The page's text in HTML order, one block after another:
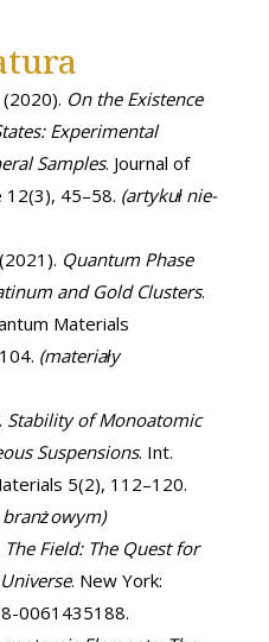
On the Existence
Experimental
Samples. Journal of
12(3), 45–58. (artykuł nie-
Quantum Phase
and Gold Clusters.
Materials
(materiały
Stability of Monoatomic
Suspensions. Int.
5(2), 112–120.
branżowym)
The Field: The Quest for
. New York:
0061435188.